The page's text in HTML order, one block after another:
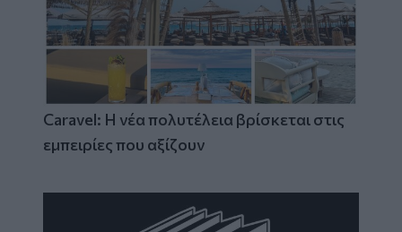
Caravel: Η νέα πολυτέλεια βρίσκεται στις
εμπειρίες που αξίζουν